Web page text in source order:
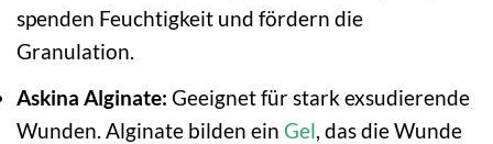
spenden Feuchtigkeit und fördern die
Granulation.
Askina Alginate: Geeignet für stark exsudierende
Wunden. Alginate bilden ein Gel, das die Wunde